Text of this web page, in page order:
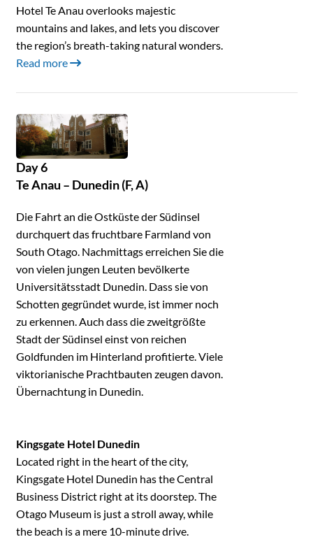
Hotel Te Anau overlooks majestic
mountains and lakes, and lets you discover
the region’s breath-taking natural wonders.
Read more
Day 6
Te Anau – Dunedin (F, A)
Die Fahrt an die Ostküste der Südinsel
durchquert das fruchtbare Farmland von
South Otago. Nachmittags erreichen Sie die
von vielen jungen Leuten bevölkerte
Universitätsstadt Dunedin. Dass sie von
Schotten gegründet wurde, ist immer noch
zu erkennen. Auch dass die zweitgrößte
Stadt der Südinsel einst von reichen
Goldfunden im Hinterland profitierte. Viele
viktorianische Prachtbauten zeugen davon.
Übernachtung in Dunedin.
Kingsgate Hotel Dunedin
Located right in the heart of the city,
Kingsgate Hotel Dunedin has the Central
Business District right at its doorstep. The
Otago Museum is just a stroll away, while
the beach is a mere 10-minute drive.